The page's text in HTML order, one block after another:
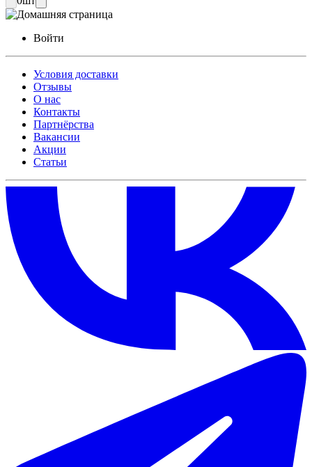
Войти
Условия доставки
Отзывы
О нас
Контакты
Партнёрства
Вакансии
Акции
Статьи